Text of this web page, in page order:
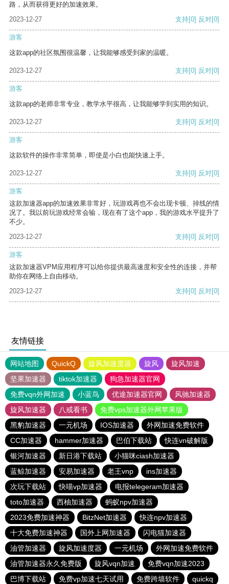
路，从而获得更好的加速效果。
2023-12-27
支持[0] 反对[0]
游客
这款app的社区氛围很温馨，让我能够感受到家的温暖。
2023-12-27 支持[0] 反对[0]
游客
这款app的老师非常专业，教学水平很高，让我能够学到实用的知识。
2023-12-27 支持[0] 反对[0]
游客
这款软件的操作非常简单，即使是小白也能快速上手。
2023-12-27 支持[0] 反对[0]
游客
这款加速器app的加速效果非常好，玩游戏再也不会出现卡顿、掉线的情
况了。我以前玩游戏经常会输，现在有了这个app，我的游戏水平提升了
不少。
2023-12-27
支持[0] 反对[0]
游客
这款加速器VPM应用程序可以给你提供最高速度和安全性的连接，并帮
助你在网络上自由移动。
2023-12-27
支持[0] 反对[0]
友情链接
网站地图 QuickQ 旋风加速度器 旋风
旋风加速
坚果加速器
tiktok加速器
狗急加速器官网
免费vqn外网加速
小蓝鸟 优途加速器官网
风驰加速器
旋风加速器
八戒看书
免费vps加速器外网苹果版
黑豹加速器
一元机场 IOS加速器
外网加速免费软件
CC加速器
hammer加速器 巴伯下载站
快连vn破解版
银河加速器
新日港下载站
小猫咪ciash加速器
蓝鲸加速器
安易加速器 老王vnp
ins加速器
次玩下载站
快喵vp加速器
电报telegeram加速器
toto加速器
西柚加速器
蚂蚁npv加速器
2023免费加速神器
BitzNet加速器
快连npv加速器
十大免费加速神器
国外上网加速器
闪电猫加速器
油管加速器
旋风加速度器 一元机场
外网加速免费软件
油管加速器永久免费版
旋风vqn加速
免费vqn加速2023
巴博下载站
免费vp加速七天试用 免费跨墙软件 quickq